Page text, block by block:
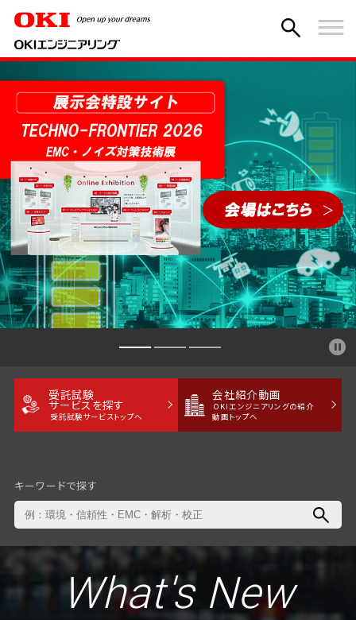
採用情報
パンフレット掲載中 >
OEGメールマガジン購読者募集中
購読登録はこちら >
受託試験
サービスを探す
受託試験サービストップへ
会社紹介動画
OKIエンジニアリングの紹介
動画トップへ
キーワードで探す
What's New